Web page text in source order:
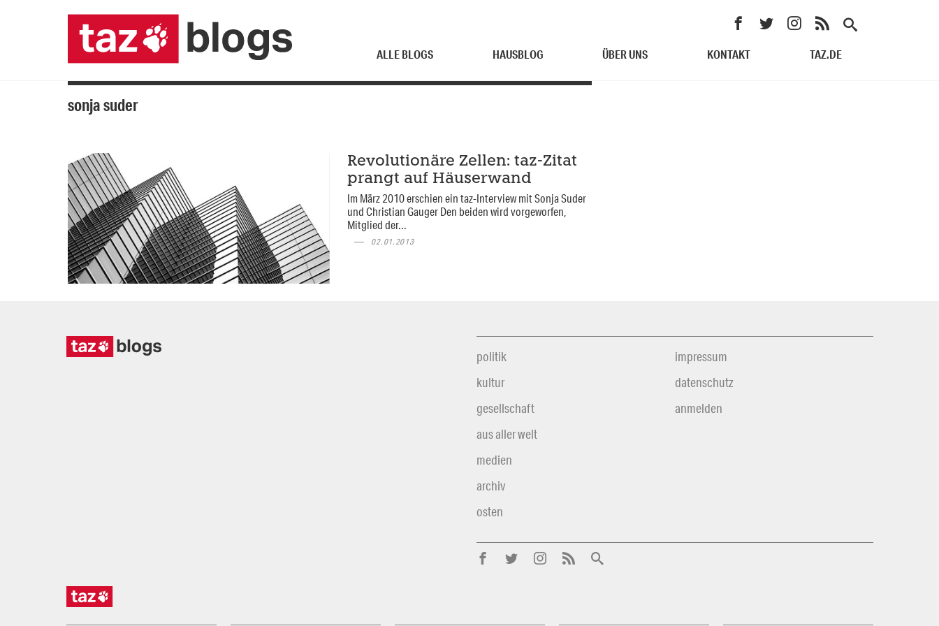
ALLE BLOGS HAUSBLOG ÜBER UNS KONTAKT TAZ.DE
sonja suder
Revolutionäre Zellen: taz-Zitat
prangt auf Häuserwand
Im März 2010 erschien ein taz-Interview mit Sonja Suder
und Christian Gauger Den beiden wird vorgeworfen,
Mitglied der...
02.01.2013
politik
kultur
gesellschaft
aus aller welt
medien
archiv
osten
impressum
datenschutz
anmelden